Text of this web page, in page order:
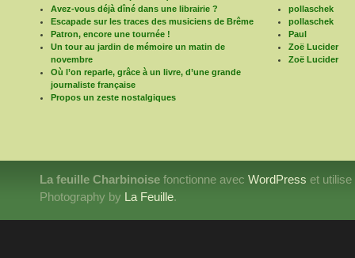
Avez-vous déjà dîné dans une librairie ?
Escapade sur les traces des musiciens de Brême
Patron, encore une tournée !
Un tour au jardin de mémoire un matin de
novembre
Où l’on reparle, grâce à un livre, d’une grande
journaliste française
Propos un zeste nostalgiques
pollaschek
pollaschek
Paul
Zoë Lucider
Zoë Lucider
La feuille Charbinoise fonctionne avec WordPress et
Photography by La Feuille.